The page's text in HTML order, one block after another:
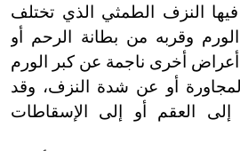
النزف الطمثي الذي تختلف
وقربه من بطانة الرحم أو
أخرى ناجمة عن كبر الورم
أو عن شدة النزف، وقد
العقم أو إلى الإسقاطات